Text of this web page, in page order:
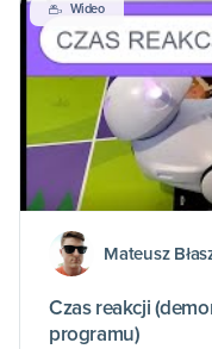
Wideo
Mateusz
Czas reakcji
programu)